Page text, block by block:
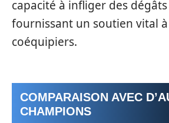
capacité à infliger des
fournissant un soutien vital à
coéquipiers.
COMPARAISON AVEC
CHAMPIONS